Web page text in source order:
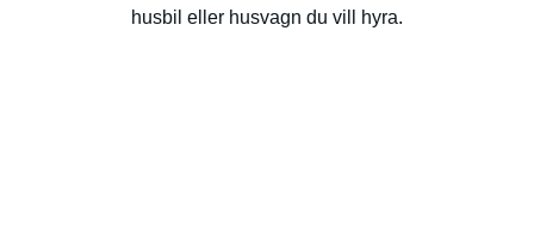
husbil eller husvagn du vill hyra.